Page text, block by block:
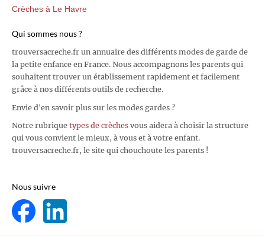
Crèches à Le Havre
Qui sommes nous ?
trouversacreche.fr un annuaire des différents modes de garde de
la petite enfance en France. Nous accompagnons les parents qui
souhaitent trouver un établissement rapidement et facilement
grâce à nos différents outils de recherche.
Envie d'en savoir plus sur les modes gardes ?
Notre rubrique types de crèches vous aidera à choisir la structure
qui vous convient le mieux, à vous et à votre enfant.
trouversacreche.fr, le site qui chouchoute les parents !
Nous suivre